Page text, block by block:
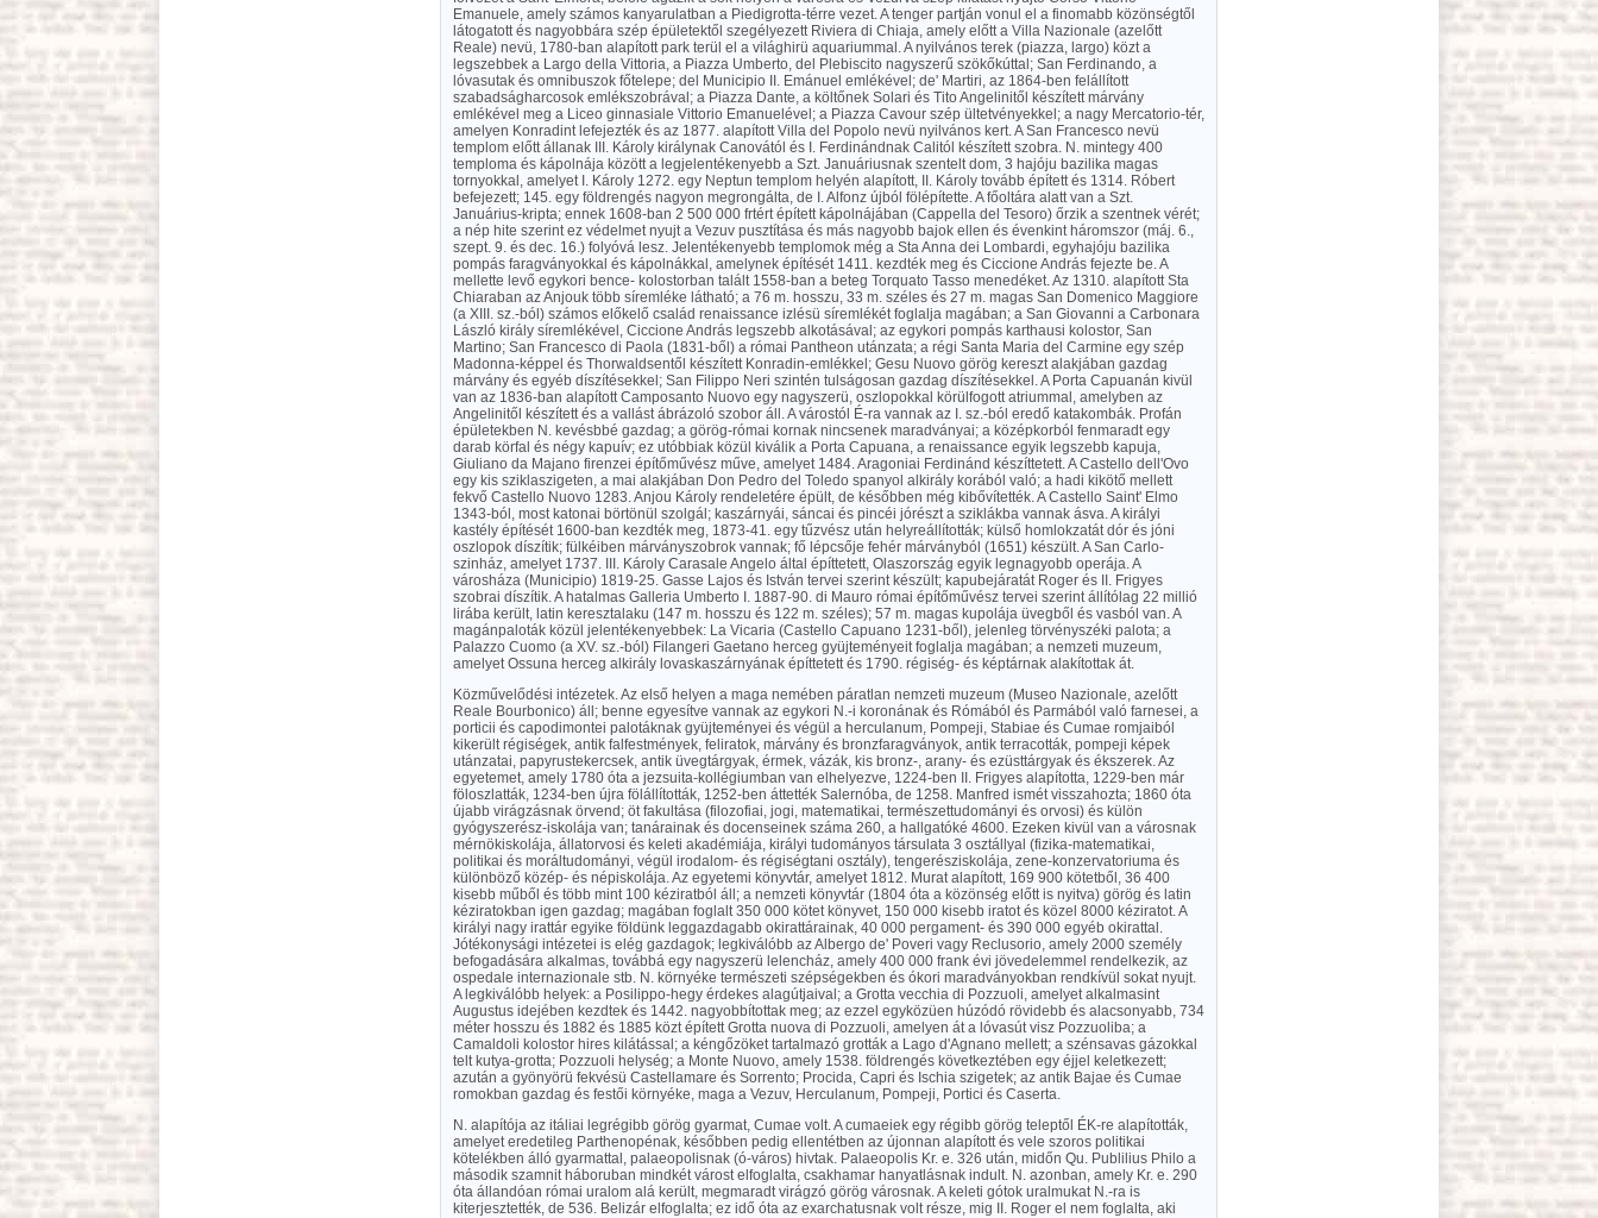
Emanuele, amely számos kanyarulatban a Piedigrotta-térre vezet. A tenger partján vonul el a finomabb közönségtől
látogatott és nagyobbára szép épületektől szegélyezett Riviera di Chiaja, amely előtt a Villa Nazionale (azelőtt
Reale) nevü, 1780-ban alapított park terül el a világhirü aquariummal. A nyilvános terek (piazza, largo) közt a
legszebbek a Largo della Vittoria, a Piazza Umberto, del Plebiscito nagyszerű szökőkúttal; San Ferdinando, a
lóvasutak és omnibuszok főtelepe; del Municipio II. Emánuel emlékével; de' Martiri, az 1864-ben felállított
szabadságharcosok emlékszobrával; a Piazza Dante, a költőnek Solari és Tito Angelinitől készített márvány
emlékével meg a Liceo ginnasiale Vittorio Emanuelével; a Piazza Cavour szép ültetvényekkel; a nagy Mercatorio-tér,
amelyen Konradint lefejezték és az 1877. alapított Villa del Popolo nevü nyilvános kert. A San Francesco nevü
templom előtt állanak III. Károly királynak Canovától és I. Ferdinándnak Calitól készített szobra. N. mintegy 400
temploma és kápolnája között a legjelentékenyebb a Szt. Januáriusnak szentelt dom, 3 hajóju bazilika magas
tornyokkal, amelyet I. Károly 1272. egy Neptun templom helyén alapított, II. Károly tovább épített és 1314. Róbert
befejezett; 145. egy földrengés nagyon megrongálta, de I. Alfonz újból fölépítette. A főoltára alatt van a Szt.
Januárius-kripta; ennek 1608-ban 2 500 000 frtért épített kápolnájában (Cappella del Tesoro) őrzik a szentnek vérét;
a nép hite szerint ez védelmet nyujt a Vezuv pusztítása és más nagyobb bajok ellen és évenkint háromszor (máj. 6.,
szept. 9. és dec. 16.) folyóvá lesz. Jelentékenyebb templomok még a Sta Anna dei Lombardi, egyhajóju bazilika
pompás faragványokkal és kápolnákkal, amelynek építését 1411. kezdték meg és Ciccione András fejezte be. A
mellette levő egykori bence- kolostorban talált 1558-ban a beteg Torquato Tasso menedéket. Az 1310. alapított Sta
Chiaraban az Anjouk több síremléke látható; a 76 m. hosszu, 33 m. széles és 27 m. magas San Domenico Maggiore
(a XIII. sz.-ból) számos előkelő család renaissance izlésü síremlékét foglalja magában; a San Giovanni a Carbonara
László király síremlékével, Ciccione András legszebb alkotásával; az egykori pompás karthausi kolostor, San
Martino; San Francesco di Paola (1831-ből) a római Pantheon utánzata; a régi Santa Maria del Carmine egy szép
Madonna-képpel és Thorwaldsentől készített Konradin-emlékkel; Gesu Nuovo görög kereszt alakjában gazdag
márvány és egyéb díszítésekkel; San Filippo Neri szintén tulságosan gazdag díszítésekkel. A Porta Capuanán kivül
van az 1836-ban alapított Camposanto Nuovo egy nagyszerü, oszlopokkal körülfogott atriummal, amelyben az
Angelinitől készített és a vallást ábrázoló szobor áll. A várostól É-ra vannak az I. sz.-ból eredő katakombák. Profán
épületekben N. kevésbbé gazdag; a görög-római kornak nincsenek maradványai; a középkorból fenmaradt egy
darab körfal és négy kapuív; ez utóbbiak közül kiválik a Porta Capuana, a renaissance egyik legszebb kapuja,
Giuliano da Majano firenzei építőművész műve, amelyet 1484. Aragoniai Ferdinánd készíttetett. A Castello dell'Ovo
egy kis sziklaszigeten, a mai alakjában Don Pedro del Toledo spanyol alkirály korából való; a hadi kikötő mellett
fekvő Castello Nuovo 1283. Anjou Károly rendeletére épült, de későbben még kibővítették. A Castello Saint' Elmo
1343-ból, most katonai börtönül szolgál; kaszárnyái, sáncai és pincéi jórészt a sziklákba vannak ásva. A királyi
kastély építését 1600-ban kezdték meg, 1873-41. egy tűzvész után helyreállították; külső homlokzatát dór és jóni
oszlopok díszítik; fülkéiben márványszobrok vannak; fő lépcsője fehér márványból (1651) készült. A San Carlo-
szinház, amelyet 1737. III. Károly Carasale Angelo által építtetett, Olaszország egyik legnagyobb operája. A
városháza (Municipio) 1819-25. Gasse Lajos és István tervei szerint készült; kapubejáratát Roger és II. Frigyes
szobrai díszítik. A hatalmas Galleria Umberto I. 1887-90. di Mauro római építőművész tervei szerint állítólag 22 millió
lirába került, latin keresztalaku (147 m. hosszu és 122 m. széles); 57 m. magas kupolája üvegből és vasból van. A
magánpaloták közül jelentékenyebbek: La Vicaria (Castello Capuano 1231-ből), jelenleg törvényszéki palota; a
Palazzo Cuomo (a XV. sz.-ból) Filangeri Gaetano herceg gyüjteményeit foglalja magában; a nemzeti muzeum,
amelyet Ossuna herceg alkirály lovaskaszárnyának építtetett és 1790. régiség- és képtárnak alakítottak át.
Közművelődési intézetek. Az első helyen a maga nemében páratlan nemzeti muzeum (Museo Nazionale, azelőtt
Reale Bourbonico) áll; benne egyesítve vannak az egykori N.-i koronának és Rómából és Parmából való farnesei, a
porticii és capodimontei palotáknak gyüjteményei és végül a herculanum, Pompeji, Stabiae és Cumae romjaiból
kikerült régiségek, antik falfestmények, feliratok, márvány és bronzfaragványok, antik terracották, pompeji képek
utánzatai, papyrustekercsek, antik üvegtárgyak, érmek, vázák, kis bronz-, arany- és ezüsttárgyak és ékszerek. Az
egyetemet, amely 1780 óta a jezsuita-kollégiumban van elhelyezve, 1224-ben II. Frigyes alapította, 1229-ben már
föloszlatták, 1234-ben újra fölállították, 1252-ben áttették Salernóba, de 1258. Manfred ismét visszahozta; 1860 óta
újabb virágzásnak örvend; öt fakultása (filozofiai, jogi, matematikai, természettudományi és orvosi) és külön
gyógyszerész-iskolája van; tanárainak és docenseinek száma 260, a hallgatóké 4600. Ezeken kivül van a városnak
mérnökiskolája, állatorvosi és keleti akadémiája, királyi tudományos társulata 3 osztállyal (fizika-matematikai,
politikai és moráltudományi, végül irodalom- és régiségtani osztály), tengerésziskolája, zene-konzervatoriuma és
különböző közép- és népiskolája. Az egyetemi könyvtár, amelyet 1812. Murat alapított, 169 900 kötetből, 36 400
kisebb műből és több mint 100 kéziratból áll; a nemzeti könyvtár (1804 óta a közönség előtt is nyitva) görög és latin
kéziratokban igen gazdag; magában foglalt 350 000 kötet könyvet, 150 000 kisebb iratot és közel 8000 kéziratot. A
királyi nagy irattár egyike földünk leggazdagabb okirattárainak, 40 000 pergament- és 390 000 egyéb okirattal.
Jótékonysági intézetei is elég gazdagok; legkiválóbb az Albergo de' Poveri vagy Reclusorio, amely 2000 személy
befogadására alkalmas, továbbá egy nagyszerü lelencház, amely 400 000 frank évi jövedelemmel rendelkezik, az
ospedale internazionale stb. N. környéke természeti szépségekben és ókori maradványokban rendkívül sokat nyujt.
A legkiválóbb helyek: a Posilippo-hegy érdekes alagútjaival; a Grotta vecchia di Pozzuoli, amelyet alkalmasint
Augustus idejében kezdtek és 1442. nagyobbítottak meg; az ezzel egyközüen húzódó rövidebb és alacsonyabb, 734
méter hosszu és 1882 és 1885 közt épített Grotta nuova di Pozzuoli, amelyen át a lóvasút visz Pozzuoliba; a
Camaldoli kolostor hires kilátással; a kéngőzöket tartalmazó grották a Lago d'Agnano mellett; a szénsavas gázokkal
telt kutya-grotta; Pozzuoli helység; a Monte Nuovo, amely 1538. földrengés következtében egy éjjel keletkezett;
azután a gyönyörü fekvésü Castellamare és Sorrento; Procida, Capri és Ischia szigetek; az antik Bajae és Cumae
romokban gazdag és festői környéke, maga a Vezuv, Herculanum, Pompeji, Portici és Caserta.
N. alapítója az itáliai legrégibb görög gyarmat, Cumae volt. A cumaeiek egy régibb görög teleptől ÉK-re alapították,
amelyet eredetileg Parthenopénak, későbben pedig ellentétben az újonnan alapított és vele szoros politikai
kötelékben álló gyarmattal, palaeopolisnak (ó-város) hivtak. Palaeopolis Kr. e. 326 után, midőn Qu. Publilius Philo a
második szamnit háboruban mindkét várost elfoglalta, csakhamar hanyatlásnak indult. N. azonban, amely Kr. e. 290
óta állandóan római uralom alá került, megmaradt virágzó görög városnak. A keleti gótok uralmukat N.-ra is
kiterjesztették, de 536. Belizár elfoglalta; ez idő óta az exarchatusnak volt része, mig II. Roger el nem foglalta, aki